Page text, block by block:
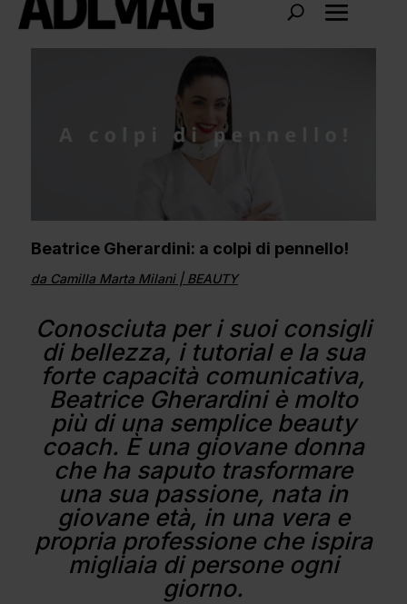
Beatrice Gherardini: a colpi di pennello!
da Camilla Marta Milani| BEAUTY
Conosciuta per i suoi consigli
di bellezza, i tutorial e la sua
forte capacità comunicativa,
Beatrice Gherardini è molto
più di una semplice beauty
coach. È una giovane donna
che ha saputo trasformare
una sua passione, nata in
giovane età, in una vera e
propria professione che ispira
migliaia di persone ogni
giorno.